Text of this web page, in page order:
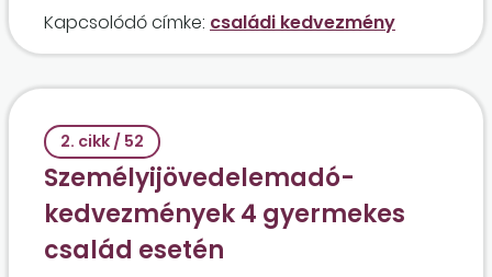
Kapcsolódó címke: családi kedvezmény
2. cikk / 52
Személyijövedelemadó-
kedvezmények 4 gyermekes
család esetén